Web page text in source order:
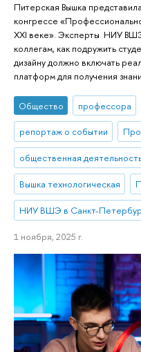
Питерская Вышка
конгрессе
XXI веке». Эксперты НИУ
коллегам, как подружить
дизайну должно включать
платформ для получения
Общество профессора
репортаж о событии
общественная
Вышка технологическая
НИУ ВШЭ в Санкт-
1 ноября, 2025 г.